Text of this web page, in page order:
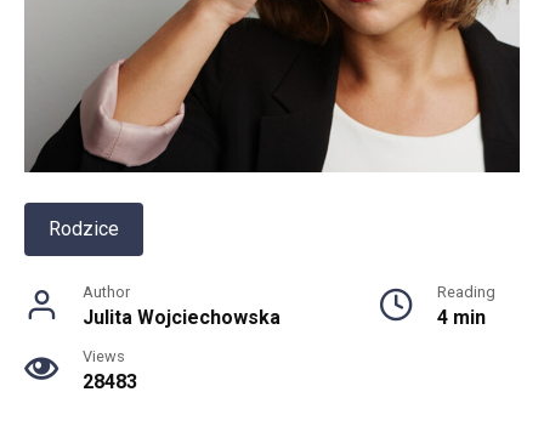
Rodzice
Author
Julita Wojciechowska
Reading
4 min
Views
28483